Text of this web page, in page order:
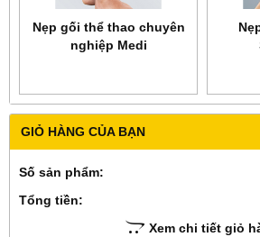
GIỎ HÀNG CỦA BẠN
Số sản phẩm:
Tổng tiền:
Xem chi tiết giỏ
Nẹp gối thể thao chuyên
nghiệp Medi